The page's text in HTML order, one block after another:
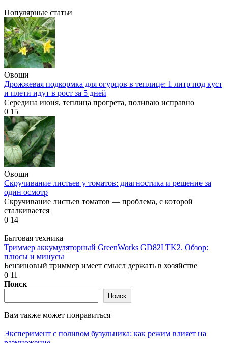
Популярные статьи
Овощи
Дрожжевая подкормка для огурцов в теплице: 1 литр под куст
и плети идут в рост за 5 дней
Середина июня, теплица прогрета, поливаю исправно
0 15
Овощи
Скручивание листьев у томатов: диагностика и решение за
один осмотр
Скручивание листьев томатов — проблема, с которой
сталкивается
0 14
Бытовая техника
Триммер аккумуляторный GreenWorks GD82LTK2. Обзор:
плюсы и минусы
Бензиновый триммер имеет смысл держать в хозяйстве
0 11
Поиск
Поиск
Вам также может понравиться
Эксперимент с поливом бузульника: как режим влияет на